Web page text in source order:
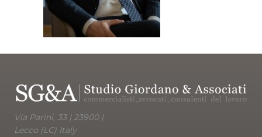
Via Parini, 33 | 23900 |
Lecco (LC) Italy